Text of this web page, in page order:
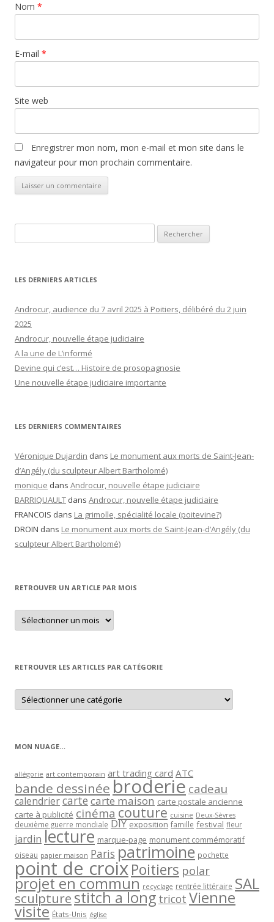
Nom *
E-mail *
Site web
Enregistrer mon nom, mon e-mail et mon site dans le
navigateur pour mon prochain commentaire.
LES DERNIERS ARTICLES
Androcur, audience du 7 avril 2025 à Poitiers, délibéré du 2 juin
2025
Androcur, nouvelle étape judiciaire
A la une de L’informé
Devine qui c’est… Histoire de prosopagnosie
Une nouvelle étape judiciaire importante
LES DERNIERS COMMENTAIRES
Véronique Dujardin dans Le monument aux morts de Saint-Jean-
d’Angély (du sculpteur Albert Bartholomé)
monique dans Androcur, nouvelle étape judiciaire
BARRIQUAULT dans Androcur, nouvelle étape judiciaire
FRANCOIS dans La grimolle, spécialité locale (poitevine?)
DROIN dans Le monument aux morts de Saint-Jean-d’Angély (du
sculpteur Albert Bartholomé)
RETROUVER UN ARTICLE PAR MOIS
Retrouver
un
article
RETROUVER LES ARTICLES PAR CATÉGORIE
Retrouver
les
articles
MON NUAGE…
allégorie art contemporain art trading card ATC
bande dessinée broderie cadeau
calendriercartecarte maison carte postale ancienne
carte à publicité cinéma couture cuisine Deux-Sèvres
deuxième guerre mondiale DIY exposition famille festival fleur
jardin lecture marque-page monument commémoratif
oiseau papier maison Paris patrimoine pochette
point de croixPoitiers polar
projet en commun recyclage rentrée littéraire SAL
sculpturestitch a long tricot Vienne
visite États-Unis église